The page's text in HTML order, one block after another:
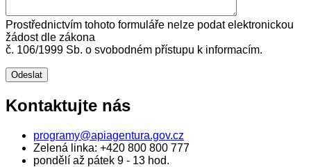
Prostřednictvím tohoto formuláře nelze podat elektronickou
žádost dle zákona
č. 106/1999 Sb. o svobodném přístupu k informacím.
Kontaktujte nás
programy@apiagentura.gov.cz
Zelená linka: +420 800 800 777
pondělí až pátek 9 - 13 hod.